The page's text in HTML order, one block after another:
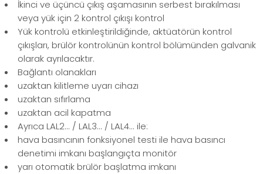
İkinci ve üçüncü çıkış aşamasının serbest bırakılması
veya yük için 2 kontrol çıkışı kontrol
Yük kontrolü etkinleştirildiğinde, aktüatörün kontrol
çıkışları, brülör kontrolünün kontrol bölümünden galvanik
olarak ayrılacaktır.
Bağlantı olanakları
uzaktan kilitleme uyarı cihazı
uzaktan sıfırlama
uzaktan acil kapatma
Ayrıca LAL2... / LAL3... / LAL4... ile:
hava basıncının fonksiyonel testi ile hava basıncı
denetimi imkanı başlangıçta monitör
yarı otomatik brülör başlatma imkanı